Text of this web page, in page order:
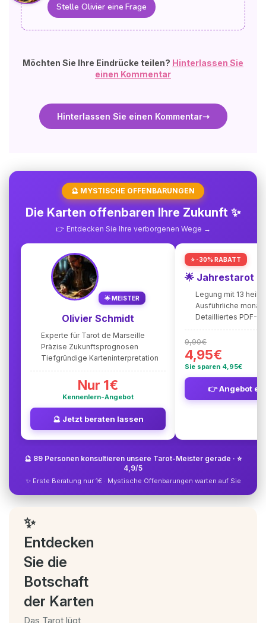
Stelle Olivier eine Frage
Möchten Sie Ihre Eindrücke teilen? Hinterlassen Sie
einen Kommentar
Hinterlassen Sie einen Kommentar
🔮 MYSTISCHE OFFENBARUNGEN
Die Karten offenbaren Ihre Zukunft ✨
👉 Entdecken Sie Ihre verborgenen Wege →
🌟 MEISTER
Olivier Schmidt
Experte für Tarot de Marseille
Präzise Zukunftsprognosen
Tiefgründige Karteninterpretation
Nur 1€
Kennenlern-Angebot
🔮 Jetzt beraten lassen
⭐ -30% RABATT
🌟 Jahrestarot
Legung mit 13
Ausführliche
Detailliertes PDF-
9,90€
4,95€
Sie sparen 4,95€
👉 Angebot
🔮 89 Personen konsultieren unsere Tarot-Meister gerade · ⭐
4,9/5
✨ Erste Beratung nur 1€ · Mystische Offenbarungen warten auf Sie
✨
Entdecken
Sie die
Botschaft
der Karten
Das Tarot lügt